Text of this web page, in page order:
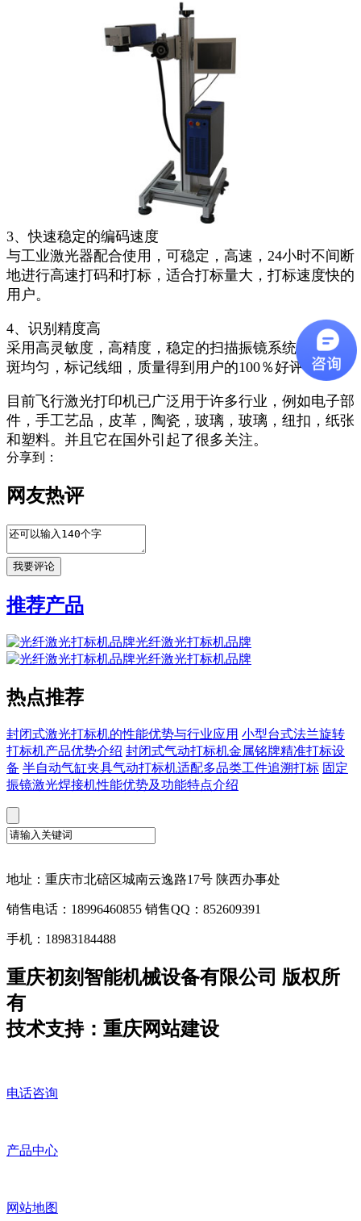
3、快速稳定的编码速度
与工业激光器配合使用，可稳定，高速，24小时不间断
地进行高速打码和打标，适合打标量大，打标速度快的
用户。
4、识别精度高
采用高灵敏度，高精度，稳定的扫描振镜系统，输出光
斑均匀，标记线细，质量得到用户的100％好评；
目前飞行激光打印机已广泛用于许多行业，例如电子部
件，手工艺品，皮革，陶瓷，玻璃，玻璃，纽扣，纸张
和塑料。并且它在国外引起了很多关注。
分享到：
网友热评
推荐产品
光纤激光打标机品牌
光纤激光打标机品牌
热点推荐
封闭式激光打标机的性能优势与行业应用 小型台式法兰旋转
打标机产品优势介绍 封闭式气动打标机金属铭牌精准打标设
备 半自动气缸夹具气动打标机适配多品类工件追溯打标 固定
振镜激光焊接机性能优势及功能特点介绍
地址：重庆市北碚区城南云逸路17号 陕西办事处
销售电话：18996460855 销售QQ：852609391
手机：18983184488
重庆初刻智能机械设备有限公司 版权所
有
技术支持：重庆网站建设
电话咨询
产品中心
网站地图